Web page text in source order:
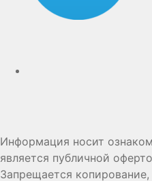
Информация носит
является публичной
Запрещается